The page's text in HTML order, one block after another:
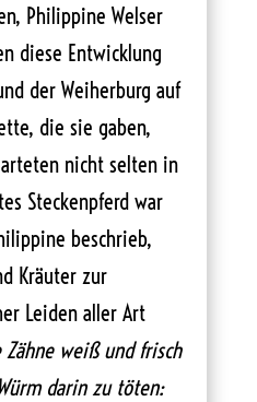
Philippine Welser
diese Entwicklung
der Weiherburg auf
die sie gaben,
nicht selten in
Steckenpferd war
beschrieb,
Kräuter zur
Leiden aller Art
Zähne weiß und frisch
darin zu töten: